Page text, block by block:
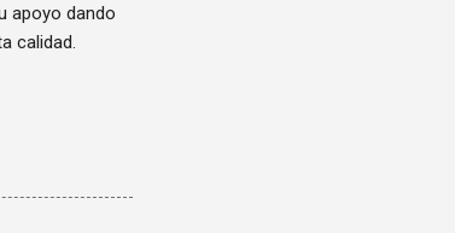
apoyo dando
calidad.